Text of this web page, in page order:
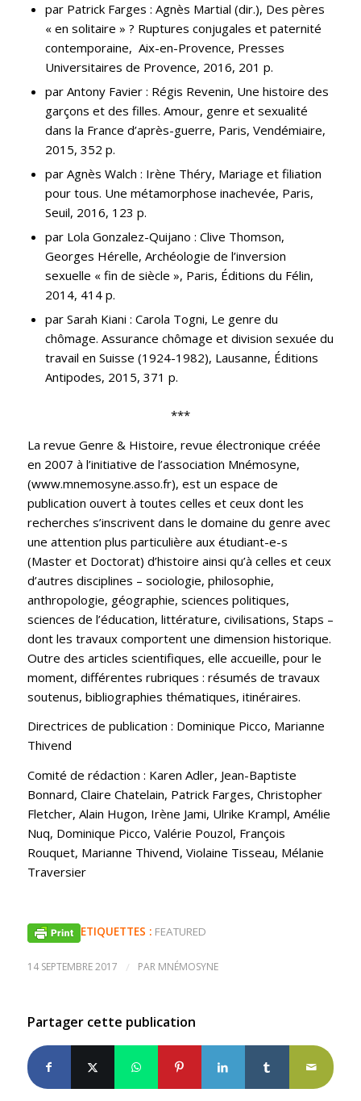
par Patrick Farges : Agnès Martial (dir.), Des pères
« en solitaire » ? Ruptures conjugales et paternité
contemporaine, Aix-en-Provence, Presses
Universitaires de Provence, 2016, 201 p.
par Antony Favier : Régis Revenin, Une histoire des
garçons et des filles. Amour, genre et sexualité
dans la France d’après-guerre, Paris, Vendémiaire,
2015, 352 p.
par Agnès Walch : Irène Théry, Mariage et filiation
pour tous. Une métamorphose inachevée, Paris,
Seuil, 2016, 123 p.
par Lola Gonzalez-Quijano : Clive Thomson,
Georges Hérelle, Archéologie de l’inversion
sexuelle « fin de siècle », Paris, Éditions du Félin,
2014, 414 p.
par Sarah Kiani : Carola Togni, Le genre du
chômage. Assurance chômage et division sexuée du
travail en Suisse (1924-1982), Lausanne, Éditions
Antipodes, 2015, 371 p.
***
La revue Genre & Histoire, revue électronique créée
en 2007 à l’initiative de l’association Mnémosyne,
(www.mnemosyne.asso.fr), est un espace de
publication ouvert à toutes celles et ceux dont les
recherches s’inscrivent dans le domaine du genre avec
une attention plus particulière aux étudiant-e-s
(Master et Doctorat) d’histoire ainsi qu’à celles et ceux
d’autres disciplines – sociologie, philosophie,
anthropologie, géographie, sciences politiques,
sciences de l’éducation, littérature, civilisations, Staps –
dont les travaux comportent une dimension historique.
Outre des articles scientifiques, elle accueille, pour le
moment, différentes rubriques : résumés de travaux
soutenus, bibliographies thématiques, itinéraires.
Directrices de publication : Dominique Picco, Marianne
Thivend
Comité de rédaction : Karen Adler, Jean-Baptiste
Bonnard, Claire Chatelain, Patrick Farges, Christopher
Fletcher, Alain Hugon, Irène Jami, Ulrike Krampl, Amélie
Nuq, Dominique Picco, Valérie Pouzol, François
Rouquet, Marianne Thivend, Violaine Tisseau, Mélanie
Traversier
14 SEPTEMBRE 2017 / PAR MNÉMOSYNE
ETIQUETTES : FEATURED
Partager cette publication